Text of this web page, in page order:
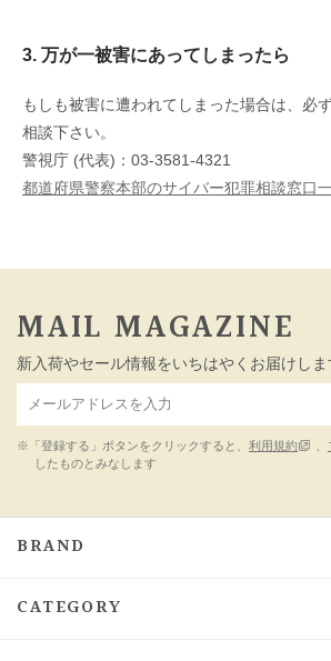
3. 万が一被害にあってしまったら
もしも被害に遭われてしまった場合は、必
相談下さい。
警視庁 (代表)：03-3581-4321
都道府県警察本部のサイバー犯罪相談窓口
MAIL MAGAZINE
新入荷やセール情報をいちはやくお届けしま
※「登録する」ボタンをクリックすると、 利用規約 、
したものとみなします
BRAND
CATEGORY